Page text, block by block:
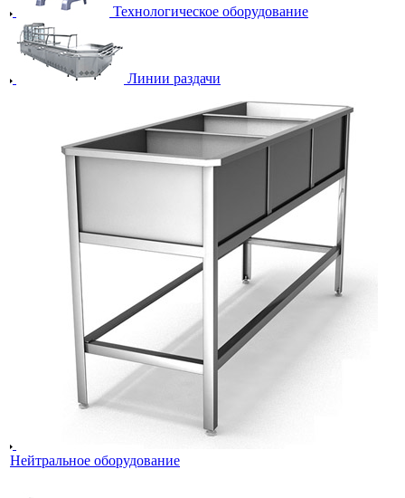
Технологическое оборудование
Линии раздачи
Нейтральное оборудование